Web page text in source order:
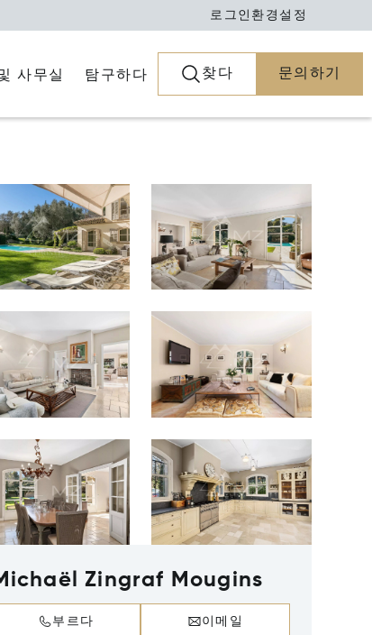
로그인 환경설정
사무실 탐구하다 찾다 문의하기
Zingraf Mougins
부르다 이메일